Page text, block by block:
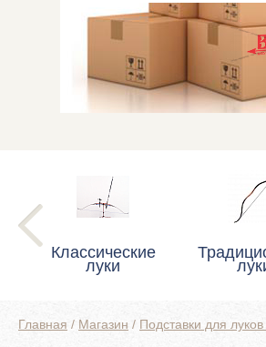
Классические
луки
Главная / Магазин / Подставки для